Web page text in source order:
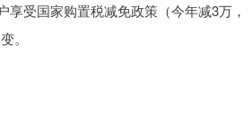
受国家购置税减免政策（今年减3万，
。